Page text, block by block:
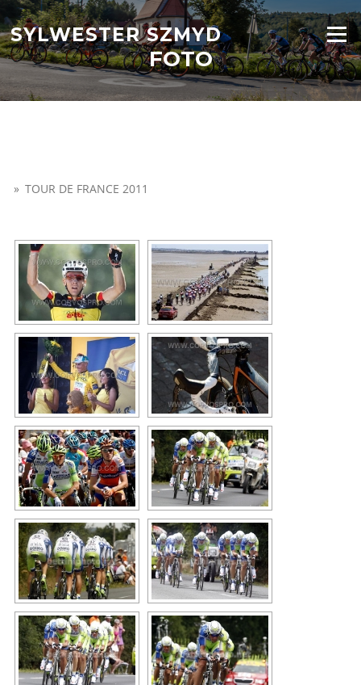
Przejdź
do
treściSYLWESTER SZMYD Menu
FOTO
» TOUR DE FRANCE 2011